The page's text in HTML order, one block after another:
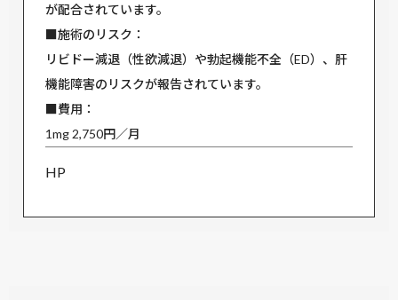
が配合されています。
■施術のリスク：
リビドー減退（性欲減退）や勃起機能不全（ED）、肝
機能障害のリスクが報告されています。
■費用：
1mg 2,750円／月
HP